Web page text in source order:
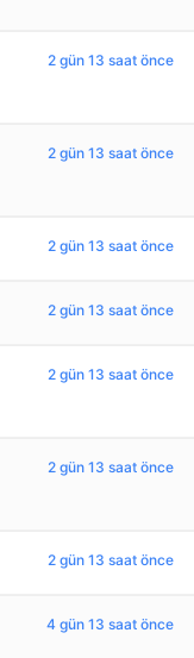
2 gün 13 saat önce
2 gün 13 saat önce
2 gün 13 saat önce
2 gün 13 saat önce
2 gün 13 saat önce
2 gün 13 saat önce
2 gün 13 saat önce
4 gün 13 saat önce